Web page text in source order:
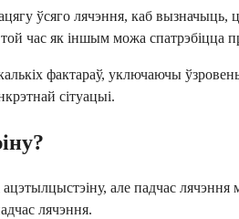
ўсяго лячэння, каб
час як іншым можа спатрэбіцца
фактараў, уключаючы
сітуацыі.
але падчас
лячэння.